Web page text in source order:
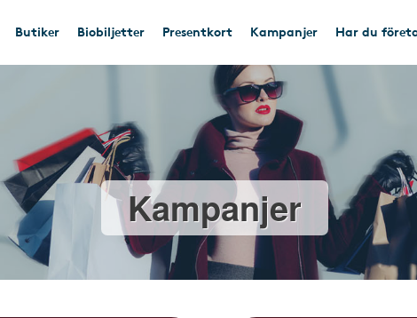
Butiker Biobiljetter Presentkort Kampanjer Har du
Kampanjer